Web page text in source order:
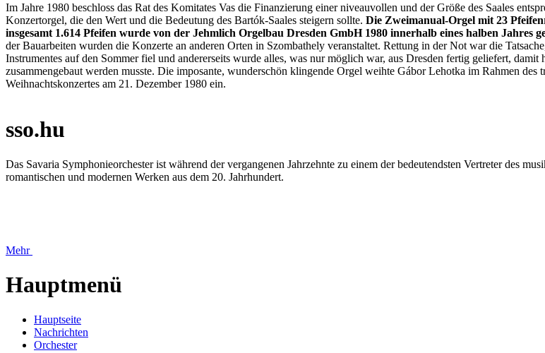
Im Jahre 1980 beschloss das Rat des Komitates Vas die Finanzierung einer niveauvollen und der Größe des Saales
Konzertorgel, die den Wert und die Bedeutung des Bartók-Saales steigern sollte. Die Zweimanual-Orgel mit 23
insgesamt 1.614 Pfeifen wurde von der Jehmlich Orgelbau Dresden GmbH 1980 innerhalb eines halben Jahres
der Bauarbeiten wurden die Konzerte an anderen Orten in Szombathely veranstaltet. Rettung in der Not war die
Instrumentes auf den Sommer fiel und andererseits wurde alles, was nur möglich war, aus Dresden fertig geliefert, damit
zusammengebaut werden musste. Die imposante, wunderschön klingende Orgel weihte Gábor Lehotka im Rahmen des
Weihnachtskonzertes am 21. Dezember 1980 ein.
sso.hu
Das Savaria Symphonieorchester ist während der vergangenen Jahrzehnte zu einem der bedeutendsten Vertreter des
romantischen und modernen Werken aus dem 20. Jahrhundert.
Mehr
Hauptmenü
Hauptseite
Nachrichten
Orchester